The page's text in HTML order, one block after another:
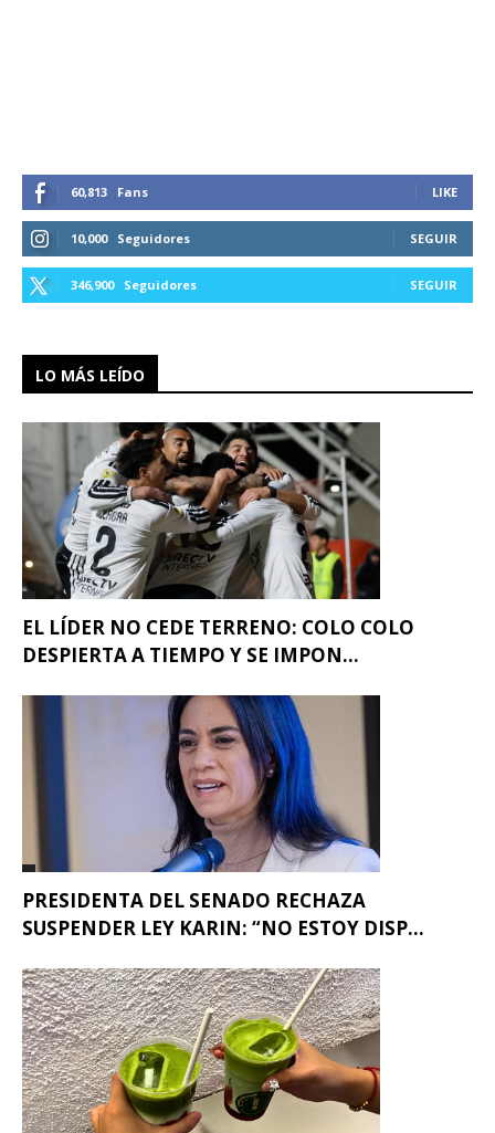
60,813 Fans LIKE
10,000 Seguidores SEGUIR
346,900 Seguidores SEGUIR
LO MÁS LEÍDO
EL LÍDER NO CEDE TERRENO: COLO COLO
DESPIERTA A TIEMPO Y SE IMPON...
PRESIDENTA DEL SENADO RECHAZA
SUSPENDER LEY KARIN: “NO ESTOY DISP...